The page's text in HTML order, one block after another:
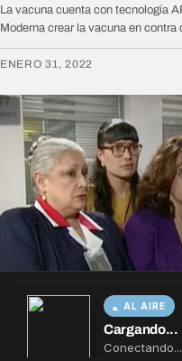
AL AIRE
Cargando...
Conectando...